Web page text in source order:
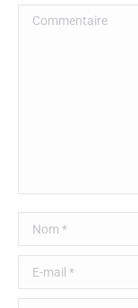
Commentaire
Nom *
E-mail *